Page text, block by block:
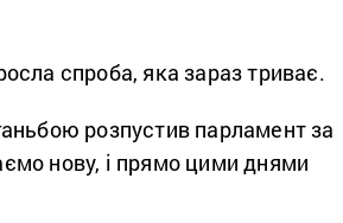
спроба, яка зараз триває.
розпустив парламент за
нову, і прямо цими днями